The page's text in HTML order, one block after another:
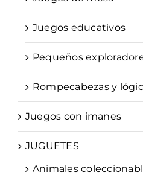
Juegos educativos
Pequeños
Rompecabezas y
Juegos con imanes
JUGUETES
Animales